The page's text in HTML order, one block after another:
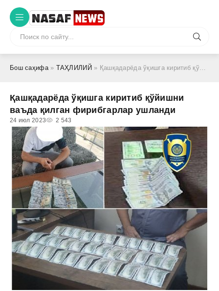
Бош саҳифа» ТАҲЛИЛИЙ » Қашқадарёда ўқишга киритиб қўйишни ваъда қилган фирибгарлар ушланди
Қашқадарёда ўқишга киритиб қўйишни
ваъда қилган фирибгарлар ушланди
24 июл 2023 2 543